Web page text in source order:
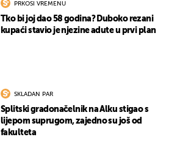
PRKOSI VREMENU
Tko bi joj dao 58 godina? Duboko rezani
kupaći stavio je njezine adute u prvi plan
SKLADAN PAR
Splitski gradonačelnik na Alku stigao s
lijepom suprugom, zajedno su još od
fakulteta